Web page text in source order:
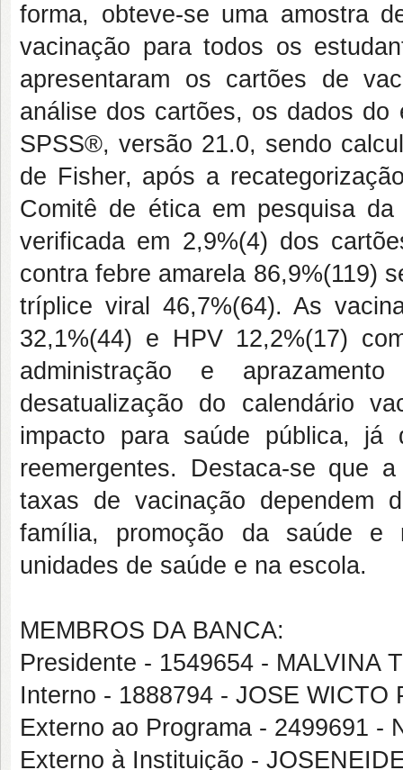
forma, obteve-se uma amostra
vacinação para todos os
apresentaram os cartões de
análise dos cartões, os dados
SPSS®, versão 21.0, sendo
de Fisher, após a
Comitê de ética em pesquisa
verificada em 2,9%(4) dos
contra febre amarela 86,9%(119)
tríplice viral 46,7%(64). As
32,1%(44) e HPV 12,2%(17)
administração e
desatualização do calendário
impacto para saúde pública, já
reemergentes. Destaca-se que
taxas de vacinação dependem
família, promoção da saúde e
unidades de saúde e na escola.
MEMBROS DA BANCA:
Presidente - 1549654 - MALVINA
Interno - 1888794 - JOSE WICTO
Externo ao Programa - 2499691 -
Externo à Instituição -